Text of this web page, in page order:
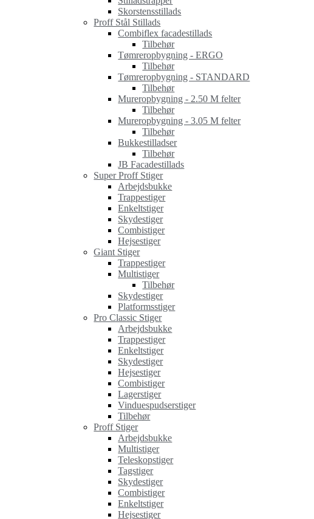
Skorstensstillads
Proff Stål Stillads
Combiflex facadestillads
Tilbehør
Tømreropbygning - ERGO
Tilbehør
Tømreropbygning - STANDARD
Tilbehør
Mureropbygning - 2.50 M felter
Tilbehør
Mureropbygning - 3.05 M felter
Tilbehør
Bukkestilladser
Tilbehør
JB Facadestillads
Super Proff Stiger
Arbejdsbukke
Trappestiger
Enkeltstiger
Skydestiger
Combistiger
Hejsestiger
Giant Stiger
Trappestiger
Multistiger
Tilbehør
Skydestiger
Platformsstiger
Pro Classic Stiger
Arbejdsbukke
Trappestiger
Enkeltstiger
Skydestiger
Hejsestiger
Combistiger
Lagerstiger
Vinduespudserstiger
Tilbehør
Proff Stiger
Arbejdsbukke
Multistiger
Teleskopstiger
Tagstiger
Skydestiger
Combistiger
Enkeltstiger
Hejsestiger